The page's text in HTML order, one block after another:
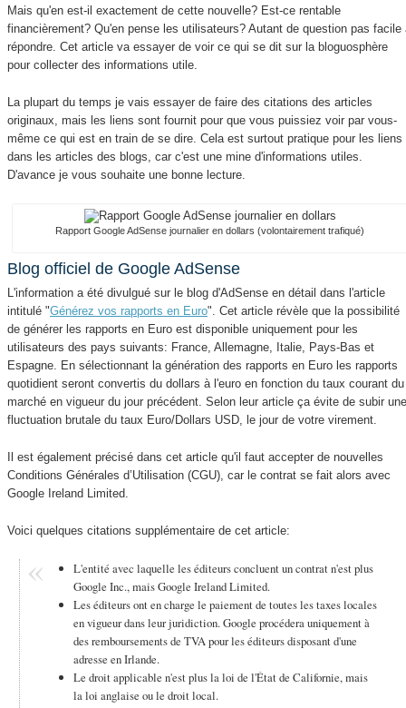
Mais qu'en est-il exactement de cette nouvelle? Est-ce rentable
financièrement? Qu'en pense les utilisateurs? Autant de question pas facile
répondre. Cet article va essayer de voir ce qui se dit sur la bloguosphère
pour collecter des informations utile.
La plupart du temps je vais essayer de faire des citations des articles
originaux, mais les liens sont fournit pour que vous puissiez voir par vous-
même ce qui est en train de se dire. Cela est surtout pratique pour les liens
dans les articles des blogs, car c'est une mine d'informations utiles.
D'avance je vous souhaite une bonne lecture.
Rapport Google AdSense journalier en dollars (volontairement trafiqué)
Blog officiel de Google AdSense
L'information a été divulgué sur le blog d'AdSense en détail dans l'article
intitulé "Générez vos rapports en Euro". Cet article révèle que la possibilité
de générer les rapports en Euro est disponible uniquement pour les
utilisateurs des pays suivants: France, Allemagne, Italie, Pays-Bas et
Espagne. En sélectionnant la génération des rapports en Euro les rapports
quotidient seront convertis du dollars à l'euro en fonction du taux courant du
marché en vigueur du jour précédent. Selon leur article ça évite de subir
fluctuation brutale du taux Euro/Dollars USD, le jour de votre virement.
Il est également précisé dans cet article qu'il faut accepter de nouvelles
Conditions Générales d’Utilisation (CGU), car le contrat se fait alors avec
Google Ireland Limited.
Voici quelques citations supplémentaire de cet article:
L'entité avec laquelle les éditeurs concluent un contrat n'est plus
Google Inc., mais Google Ireland Limited.
Les éditeurs ont en charge le paiement de toutes les taxes locales
en vigueur dans leur juridiction. Google procédera uniquement à
des remboursements de TVA pour les éditeurs disposant d'une
adresse en Irlande.
Le droit applicable n'est plus la loi de l'État de Californie, mais
la loi anglaise ou le droit local.